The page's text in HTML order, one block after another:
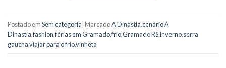
Postado emSem categoria MarcadoA Dinastia,cenário A
Dinastia,fashion,férias em Gramado,frio,Gramado RS,inverno,serra
gaucha,viajar para o frio,vinheta